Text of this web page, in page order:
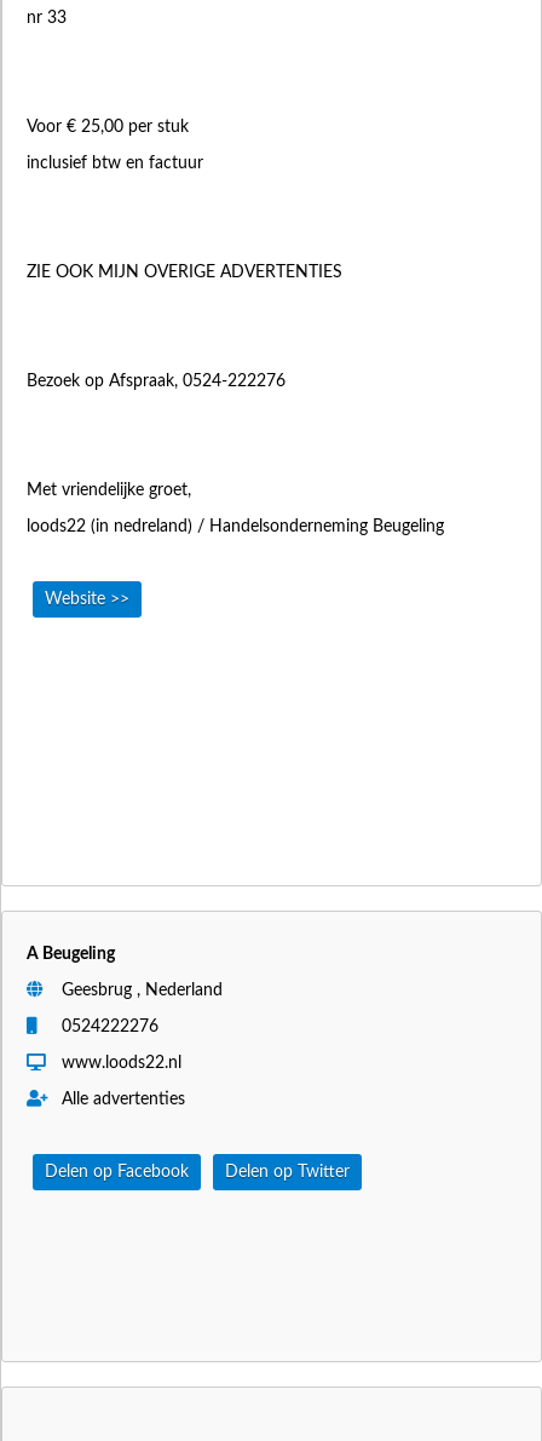
nr 33
Voor € 25,00 per stuk
inclusief btw en factuur
ZIE OOK MIJN OVERIGE ADVERTENTIES
Bezoek op Afspraak, 0524-222276
Met vriendelijke groet,
loods22 (in nedreland) / Handelsonderneming Beugeling
Website >>
A Beugeling
Geesbrug , Nederland
0524222276
www.loods22.nl
Alle advertenties
Delen op Facebook Delen op Twitter